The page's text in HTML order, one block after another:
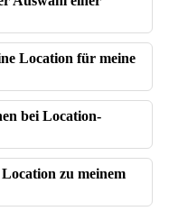
Location für meine
bei Location-
zu meinem